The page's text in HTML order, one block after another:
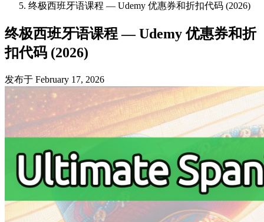
终极西班牙语课程 — Udemy 优惠券和折扣代码 (2026)
终极西班牙语课程 — Udemy 优惠券和折
扣代码 (2026)
发布于 February 17, 2026